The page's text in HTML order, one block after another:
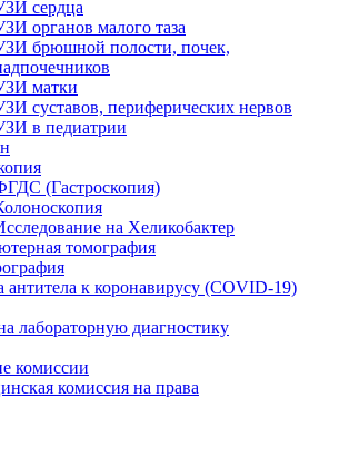
сердца
органов малого таза
брюшной полости, почек,
матки
суставов, периферических нервов
в педиатрии
(Гастроскопия)
на Хеликобактер
томография
антитела к коронавирусу (COVID-19)
лабораторную диагностику
комиссии
комиссия на права